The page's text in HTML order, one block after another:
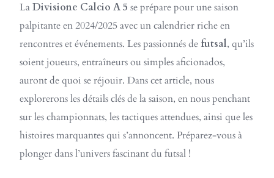
LaDivisione Calcio A 5 se prépare pour une saison
palpitante en 2024/2025 avec un calendrier riche en
rencontres et événements. Les passionnés de futsal, qu’ils
soient joueurs, entraîneurs ou simples aficionados,
auront de quoi se réjouir. Dans cet article, nous
explorerons les détails clés de la saison, en nous penchant
sur les championnats, les tactiques attendues, ainsi que les
histoires marquantes qui s’annoncent. Préparez-vous à
plonger dans l’univers fascinant du futsal !